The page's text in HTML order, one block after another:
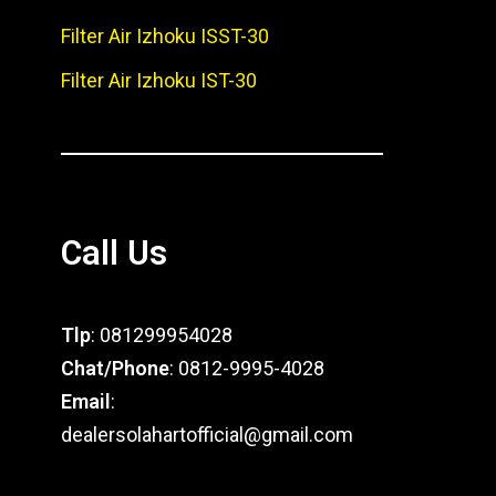
Filter Air Izhoku ISST-30
Filter Air Izhoku IST-30
Call Us
Tlp: 081299954028
Chat/Phone: 0812-9995-4028
Email :
dealersolahartofficial@gmail.com